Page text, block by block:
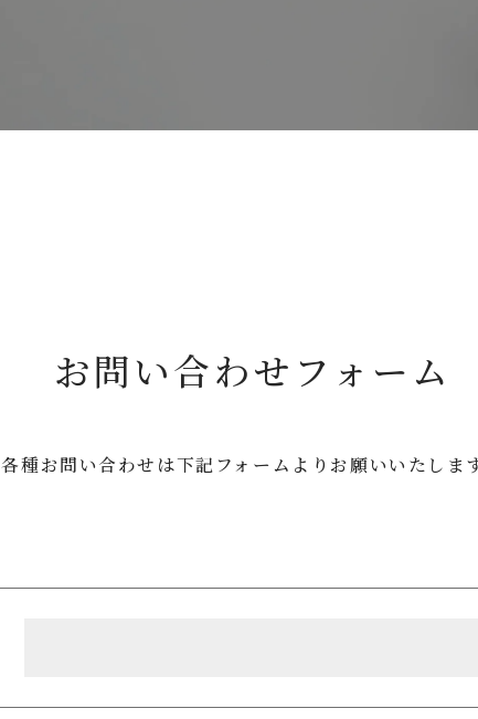
お問い合わせフォーム
各種お問い合わせは下記フォームよりお願いいたします